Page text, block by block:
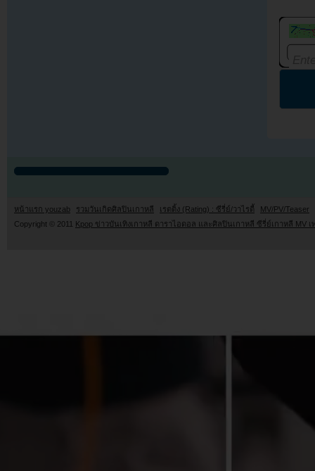
หน้าแรก youzab รวมวันเกิดศิลปินเกาหลี เรตติ้ง (Rating) : ซีรี่ย์/วาไรตี้
MV/PV/Teaser
Copyright © 2011 Kpop ข่าวบันเทิงเกาหลี ดาราไอดอล และศิลปินเกาหลี ซีรี่ย์เกาหลี MV